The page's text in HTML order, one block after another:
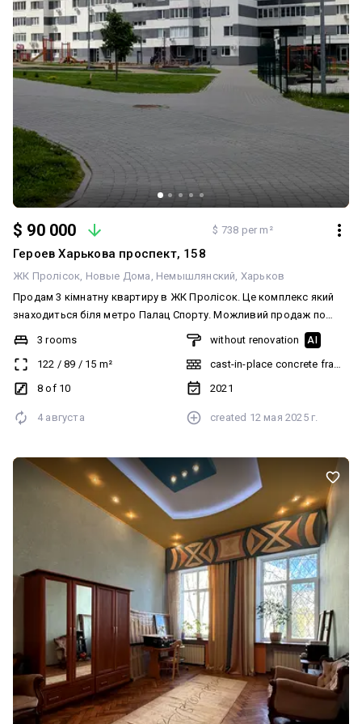
квартира ▢ центр міста ▢ сучасний будинок ▢ закрита
територія ▢ готовність до проживання ▢ високий інвестиційний
потенціал ──────────────────────────── ▢ ПЕРЕГЛЯД
— за домовленістю
$ 90 000 $ 738 per m²
Героев Харькова проспект, 158
ЖК Пролісок Новые Дома Немышлянский Харьков
Продам 3 кімнатну квартиру в ЖК Пролісок. Це комплекс який
знаходиться біля метро Палац Спорту. Можливий продаж по
сертифікату Є Відновлення Всі подробиці за номером телефону.
3 rooms
122 /89 / 15 m²
8 of 10
without renovation AI
cast-in-place concrete frame
2021
4 августа created 12 мая 2025 г.